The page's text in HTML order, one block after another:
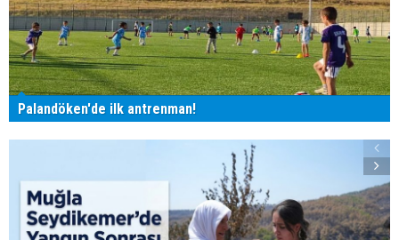
Palandöken'de ilk antrenman!